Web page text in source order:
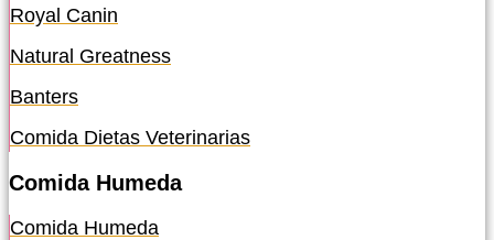
Royal Canin
Natural Greatness
Banters
Comida Dietas Veterinarias
Comida Humeda
Comida Humeda